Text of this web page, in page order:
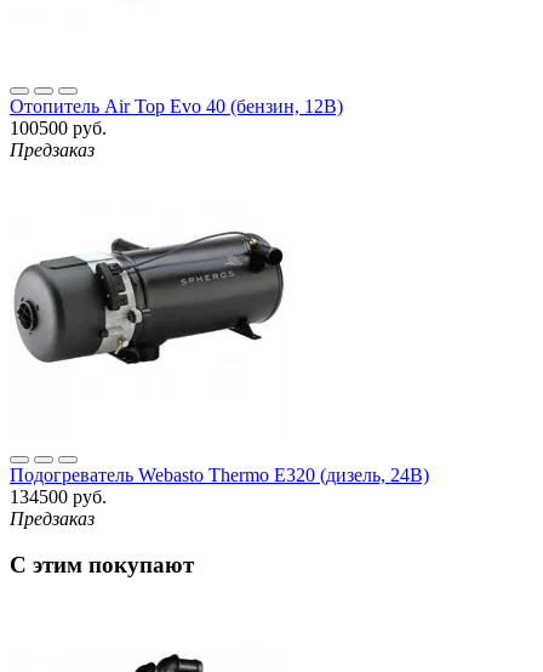
Отопитель Air Top Evo 40 (бензин, 12В)
100500 руб.
Предзаказ
Подогреватель Webasto Thermo E320 (дизель, 24В)
134500 руб.
Предзаказ
С этим покупают